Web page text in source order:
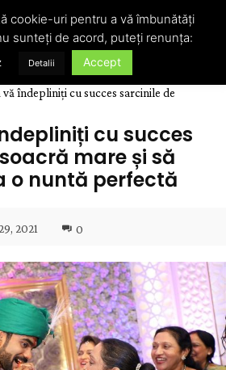
vă îndepliniți cu succes sarcinile de
cu succes
mare și să
o nuntă perfectă
2021 0
cookie-uri pentru a vă îmbunătăți
sunteți de acord, puteți renunța:
Detalii Accept